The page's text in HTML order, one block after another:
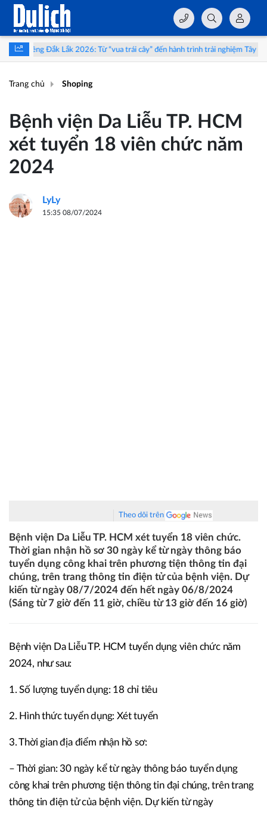
Từ “vua trái cây” đến hành trình trải nghiệm Tây Nguyên Triển
Trang chủ Shoping
Bệnh viện Da Liễu TP. HCM
xét tuyển 18 viên chức năm
2024
LyLy
15:35 08/07/2024
Theo dõi trên
Bệnh viện Da Liễu TP. HCM xét tuyển 18 viên chức.
Thời gian nhận hồ sơ 30 ngày kể từ ngày thông báo
tuyển dụng công khai trên phương tiện thông tin đại
chúng, trên trang thông tin điện tử của bệnh viện. Dự
kiến từ ngày 08/7/2024 đến hết ngày 06/8/2024
(Sáng từ 7 giờ đến 11 giờ, chiều từ 13 giờ đến 16 giờ)
Bệnh viện Da Liễu TP. HCM tuyển dụng viên chức năm
2024, như sau:
1. Số lượng tuyển dụng: 18 chỉ tiêu
2. Hình thức tuyển dụng: Xét tuyển
3. Thời gian địa điểm nhận hồ sơ:
– Thời gian: 30 ngày kể từ ngày thông báo tuyển dụng
công khai trên phương tiện thông tin đại chúng, trên trang
thông tin điện tử của bệnh viện. Dự kiến từ ngày